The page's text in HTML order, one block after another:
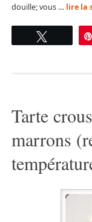
douille; vous … lire la
Tweetez
Tarte
marrons